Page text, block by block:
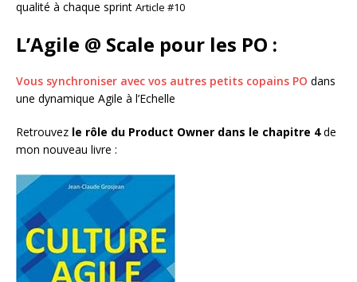
qualité à chaque sprint Article #10
L’Agile @ Scale pour les PO :
Vous synchroniser avec vos autres petits copains PO dans
une dynamique Agile à l’Echelle
Retrouvez le rôle du Product Owner dans le chapitre 4de
mon nouveau livre :